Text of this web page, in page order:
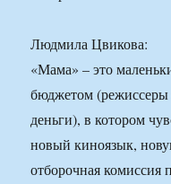
Людмила Цвикова:
«Мама» – это
бюджетом (режиссеры
деньги), в котором
новый киноязык,
отборочная комиссия